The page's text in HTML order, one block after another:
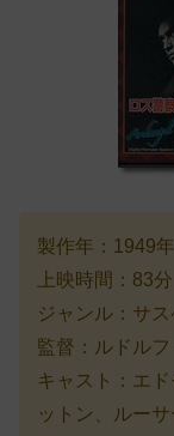
製作年：1949年
上映時間：83分
ジャンル：サ
監督：ルドル
キャスト：エ
ットン、ルー